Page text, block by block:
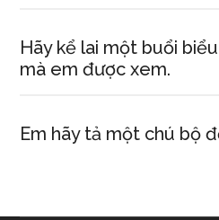
Hãy kể lai một buổi
mà em được xem.
Em hãy tả một chú bộ